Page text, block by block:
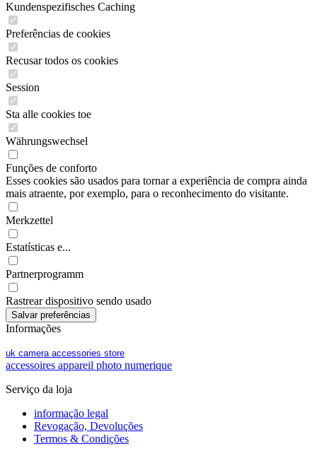
Kundenspezifisches Caching
Preferências de cookies
Recusar todos os cookies
Session
Sta alle cookies toe
Währungswechsel
Funções de conforto
Esses cookies são usados para tornar a experiência de compra ainda
mais atraente, por exemplo, para o reconhecimento do visitante.
Merkzettel
Estatísticas e...
Partnerprogramm
Rastrear dispositivo sendo usado
Informações
uk camera accessories store
accessoires appareil photo numerique
Serviço da loja
informação legal
Revogação, Devoluções
Termos & Condições